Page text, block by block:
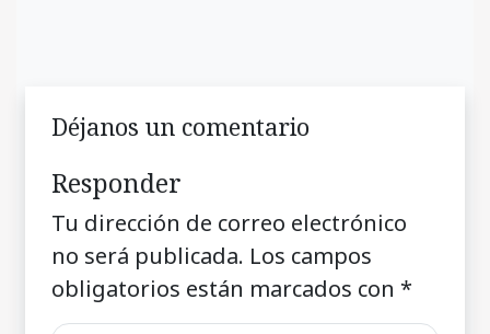
Déjanos un comentario
Responder
Tu dirección de correo electrónico
no será publicada. Los campos
obligatorios están marcados con *